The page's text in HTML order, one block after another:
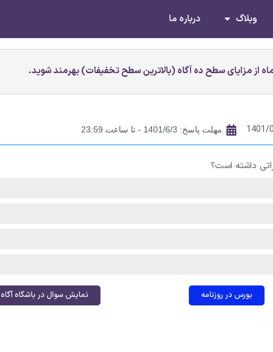
وبلاگ درباره ما
از مزایای سطح ده آگاه (بالاترین سطح تخفیفات) بهرمند شوید.
1401/ مهلت پاسخ: 1401/6/3 - تا ساعت 23:59
داشته است؟
بورس در روزنامه نمایش سوال در باشگاه آگاه